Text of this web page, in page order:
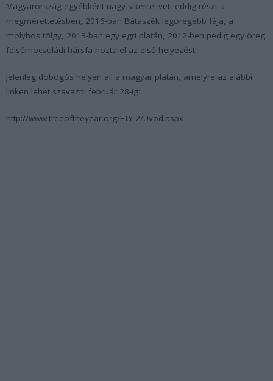
Magyarország egyébként nagy sikerrel vett eddig részt a
megmérettetésben, 2016-ban Bátaszék legöregebb fája, a
molyhos tölgy, 2013-ban egy egri platán, 2012-ben pedig egy öreg
felsőmocsoládi hársfa hozta el az első helyezést.
Jelenleg dobogós helyen áll a magyar platán, amelyre az alábbi
linken lehet szavazni február 28-ig:
http://www.treeoftheyear.org/ETY-2/Uvod.aspx